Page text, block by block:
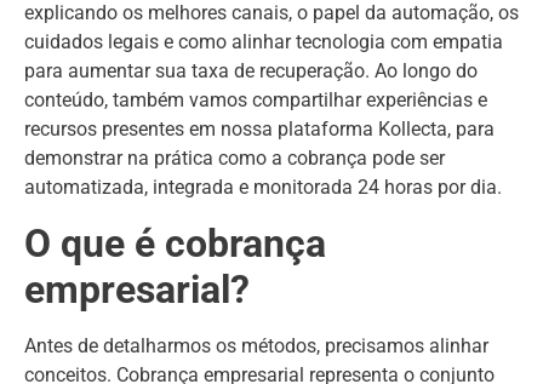
explicando os melhores canais, o papel da automação, os
cuidados legais e como alinhar tecnologia com empatia
para aumentar sua taxa de recuperação. Ao longo do
conteúdo, também vamos compartilhar experiências e
recursos presentes em nossa plataforma Kollecta, para
demonstrar na prática como a cobrança pode ser
automatizada, integrada e monitorada 24 horas por dia.
O que é cobrança
empresarial?
Antes de detalharmos os métodos, precisamos alinhar
conceitos. Cobrança empresarial representa o conjunto